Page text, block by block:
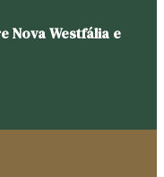
Nova Westfália e